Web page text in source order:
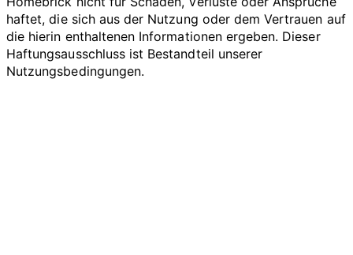
haftet, die sich aus der Nutzung oder dem Vertrauen auf
die hierin enthaltenen Informationen ergeben. Dieser
Haftungsausschluss ist Bestandteil unserer
Nutzungsbedingungen.